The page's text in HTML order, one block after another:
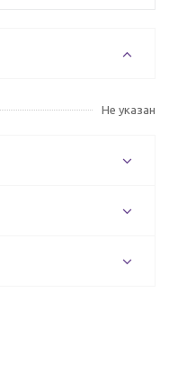
Не указан